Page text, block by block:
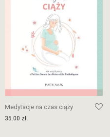
Medytacje na czas ciąży
35.00 zł